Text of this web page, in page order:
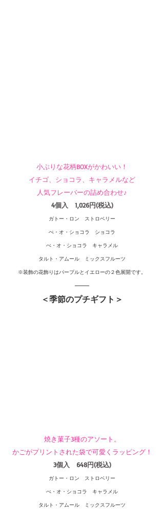
小ぶりな花柄BOXがかわいい！
イチゴ、ショコラ、キャラメルなど
人気フレーバーの詰め合わせ♪
4個入　1,026円(税込)
ガトー・ロン　ストロベリー
ぺ・オ・ショコラ　ショコラ
ぺ・オ・ショコラ　キャラメル
タルト・アムール　ミックスフルーツ
※装飾の花飾りはパープルとイエローの２色展開です。
＜季節のプチギフト＞
焼き菓子3種のアソート。
かごがプリントされた袋で可愛くラッピング！
3個入　648円(税込)
ガトー・ロン　ストロベリー
ぺ・オ・ショコラ　キャラメル
タルト・アムール　ミックスフルーツ